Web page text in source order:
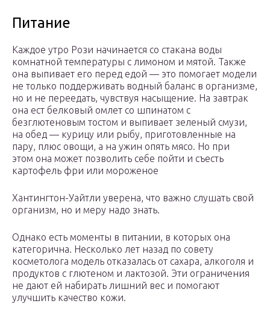
Питание
Каждое утро Рози начинается со стакана воды
комнатной температуры c лимоном и мятой. Также
она выпивает его перед едой — это помогает модели
не только поддерживать водный баланс в организме,
но и не переедать, чувствуя насыщение. На завтрак
она ест белковый омлет со шпинатом с
безглютеновым тостом и выпивает зеленый смузи,
на обед — курицу или рыбу, приготовленные на
пару, плюс овощи, а на ужин опять мясо. Но при
этом она может позволить себе пойти и съесть
картофель фри или мороженое
Хантингтон-Уайтли уверена, что важно слушать свой
организм, но и меру надо знать.
Однако есть моменты в питании, в которых она
категорична. Несколько лет назад по совету
косметолога модель отказалась от сахара, алкоголя и
продуктов с глютеном и лактозой. Эти ограничения
не дают ей набирать лишний вес и помогают
улучшить качество кожи.